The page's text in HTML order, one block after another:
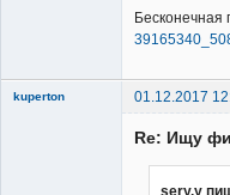
Бесконечная
kuperton
01.12.2017
Re: Ищу
sery.y